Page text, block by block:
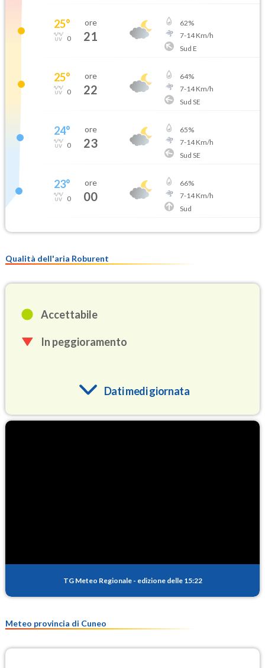
25°
0
ore
21
62%
7-14Km/h
Sud E
25°
0
ore
22
64%
7-14Km/h
Sud SE
24°
0
ore
23
65%
7-14Km/h
Sud SE
23°
0
ore
00
66%
7-14Km/h
Sud
Qualità dell'aria Roburent
Accettabile
In peggioramento
Dati medi giornata
PM25
TG Meteo Regionale - edizione delle 15:22
Meteo provincia di Cuneo